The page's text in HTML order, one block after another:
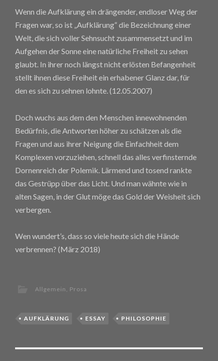
Wenn die Aufklärung ein drängender, endloser Weg der
Fragen war, so ist „Aufklärung“ die Bezeichnung einer
Welt, die sich voller Sehnsucht zusammensetzt und im
Aufgehen der Sonne eine natürliche Freiheit zu sehen
glaubt. In ihrer noch längst nicht erlösten Befangenheit
stellt ihnen diese Freiheit ein erhabener Glanz dar, für
den es sich zu sehnen lohnte. (12.05.2007)
Doch wuchs aus dem den Menschen innewohnenden
Bedürfnis, die Antworten höher zu schätzen als die
Fragen und aus ihrer Neigung die Einfachheit dem
Komplexen vorzuziehen, schnell das alles verfinsternde
Dornenreich der Polemik. Lärmend und tosend rankte
das Gestrüpp über das Licht. Und man wähnte wie in
alten Sagen, in der Glut möge das Gold der Weisheit sich
verbergen.
Wen wundert’s, dass so viele heute sich die Hände
verbrennen? (März 2018)
Allgemein , Prosa
AUFKLÄRUNG ESSAY PHILOSOPHIE